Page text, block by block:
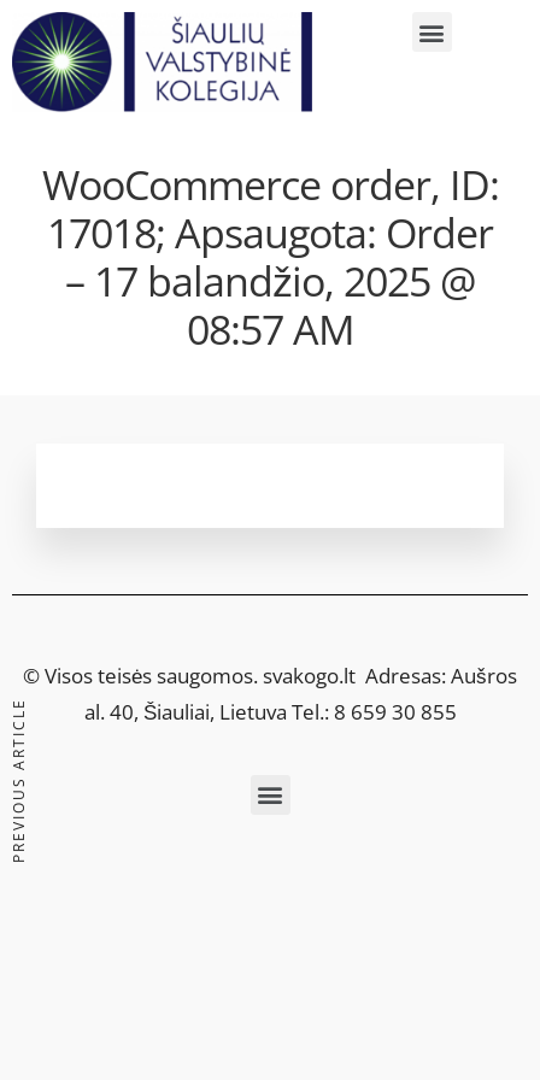
WooCommerce order, ID:
17018; Apsaugota: Order
– 17 balandžio, 2025 @
08:57 AM
PREVIOUS ARTICLE
© Visos teisės saugomos.svakogo.lt Adresas: Aušros
al. 40, Šiauliai, Lietuva Tel.: 8 659 30 855